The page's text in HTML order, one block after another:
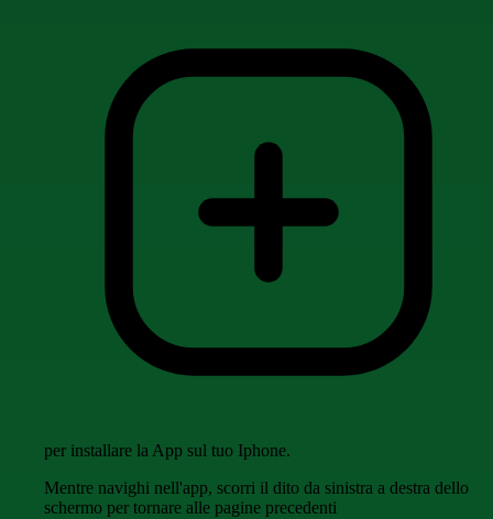
per installare la App sul tuo Iphone.
Mentre navighi nell'app, scorri il dito da sinistra a destra dello
schermo per tornare alle pagine precedenti